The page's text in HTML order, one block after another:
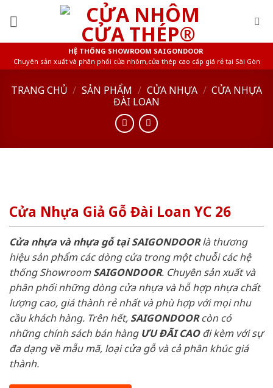
HỆ THỐNG SHOWROOM SAIGONDOOR
Chuyên sản xuất và phân phối cửa nhôm,cửa thép cao cấp giá rẻ tại Sài Gòn
TRANG CHỦ / SẢN PHẨM / CỬA NHỰA / CỬA NHỰA
ĐÀI LOAN
Cửa Nhựa Giả Gỗ Đài Loan YC 26
Cửa nhựa và nhựa gỗ tại SAIGONDOORlà thương
hiệu sản phẩm các dòng cửa trong một chuỗi các hệ
thống ShowroomSAIGONDOOR. Chuyên sản xuất và
phân phối những dòng cửa nhựa và hỗ hợp nhựa chất
lượng cao, giá thành rẻ nhất và phù hợp với mọi nhu
cầu khách hàng. Trên hết, SAIGONDOORcòn có
những chính sách bán hàng ƯU ĐÃI CAOđi kèm với sự
đa dạng về mẫu mã, loại cửa gỗ và cả phân khúc giá
thành.